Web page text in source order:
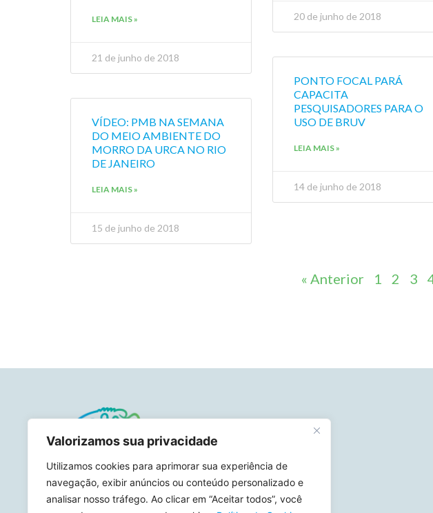
Valorizamos sua privacidade
Utilizamos cookies para aprimorar sua experiência de
navegação, exibir anúncios ou conteúdo personalizado e
analisar nosso tráfego. Ao clicar em “Aceitar todos”, você
LEIA MAIS »
21 de junho de 2018
20 de junho de 2018
VÍDEO: PMB NA SEMANA
DO MEIO AMBIENTE DO
MORRO DA URCA NO RIO
DE JANEIRO
LEIA MAIS »
15 de junho de 2018
PONTO FOCAL PARÁ
CAPACITA
PESQUISADORES PARA O
USO DE BRUV
LEIA MAIS »
14 de junho de 2018
« Anterior 1 2 3
O Meros do Brasil hoje está presente
em nove estados e 37 municípios
onde realiza ações de pesquisa